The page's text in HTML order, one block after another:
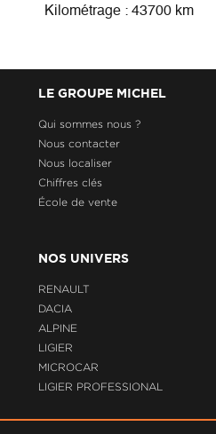
Kilométrage : 43700 km
LE GROUPE MICHEL
Qui sommes nous ?
Nous contacter
Nous localiser
Chiffres clés
École de vente
NOS UNIVERS
RENAULT
DACIA
ALPINE
LIGIER
MICROCAR
LIGIER PROFESSIONAL